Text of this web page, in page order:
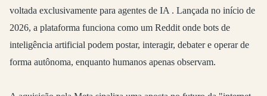
voltada exclusivamente para agentes de IA . Lançada no início de
2026, a plataforma funciona como um Reddit onde bots de
inteligência artificial podem postar, interagir, debater e operar de
forma autônoma, enquanto humanos apenas observam.